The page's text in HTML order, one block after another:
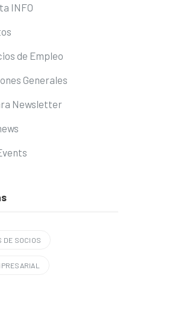
INFO
de Empleo
Generales
Newsletter
DE SOCIOS